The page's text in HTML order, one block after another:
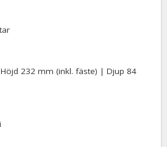
232 mm (inkl. fäste) | Djup 84